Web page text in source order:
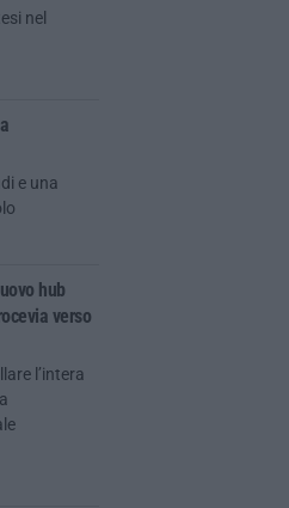
nel
e una
hub
verso
l’intera